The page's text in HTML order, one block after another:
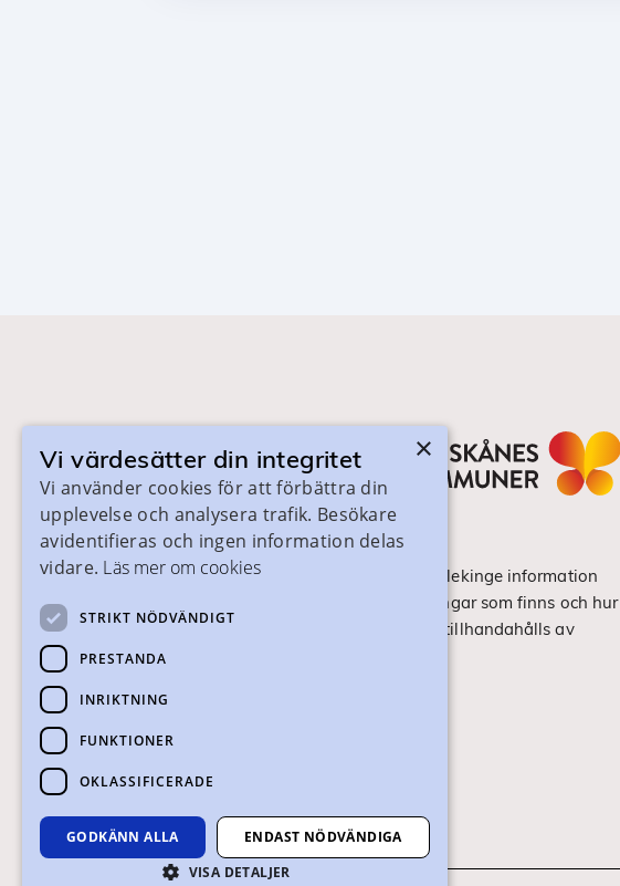
På skanegy.se hittar du som bor i Skåne och Blekinge information
om ditt gymnasieval. Här ser du vilka utbildningar som finns och hur
ansökan och antagning går till. Webbplatsen tillhandahålls av
Skånes Kommuner.
Tillgänglighet
×
Vi värdesätter din integritet
Vi använder cookies för att förbättra din
upplevelse och analysera trafik. Besökare
avidentifieras och ingen information delas
vidare. Läs mer om cookies
STRIKT NÖDVÄNDIGT
PRESTANDA
INRIKTNING
FUNKTIONER
OKLASSIFICERADE
GODKÄNN ALLA
ENDAST NÖDVÄNDIGA
VISA DETALJER